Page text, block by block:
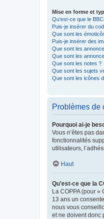
Mise en forme et
Qu’est-ce que le
Puis-je insérer du
Que sont les
Puis-je insérer des
Que sont les
Que sont les
Que sont les notes ?
Que sont les sujets
Que sont les icônes
Problèmes de
Pourquoi ai-je
Vous n’êtes pas
fonctionnalités
utilisateurs,
Haut
Qu’est-ce que la
La COPPA (pour
13 ans un
nous vous
et ne doivent donc